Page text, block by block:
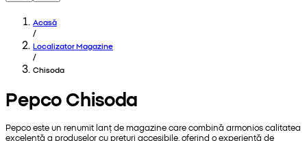
Acasă
/
Localizator Magazine
/
Chisoda
Pepco Chisoda
Pepco este un renumit lanț de magazine care combină armonios calitatea
excelentă a produselor cu prețuri accesibile, oferind o experiență de